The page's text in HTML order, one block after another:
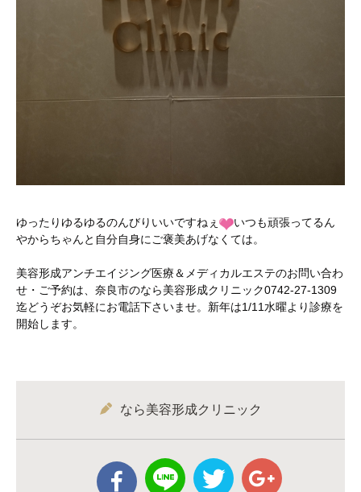
ゆったりゆるゆるのんびりいいですねぇ
いつも頑張ってるん
やからちゃんと自分自身にご褒美あげなくては。
美容形成アンチエイジング医療＆メディカルエステのお問い合わ
せ・ご予約は、奈良市のなら美容形成クリニック0742-27-1309
迄どうぞお気軽にお電話下さいませ。新年は1/11水曜より診療を
開始します。
なら美容形成クリニック